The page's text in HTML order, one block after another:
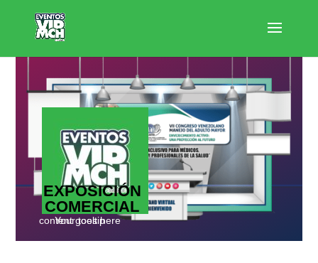
EXPOSICIÓN
COMERCIAL
Your tooltip content goes here